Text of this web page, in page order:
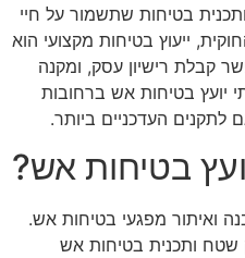
ותכנית בטיחות שתשמור על חיי
ייעוץ בטיחות מקצועי הוא
קבלת רישיון עסק, ומקנה
יועץ בטיחות אש ברחובות
לתקנים העדכניים ביותר.
בטיחות אש?
ואיתור מפגעי בטיחות אש.
שטח ותכנית בטיחות אש